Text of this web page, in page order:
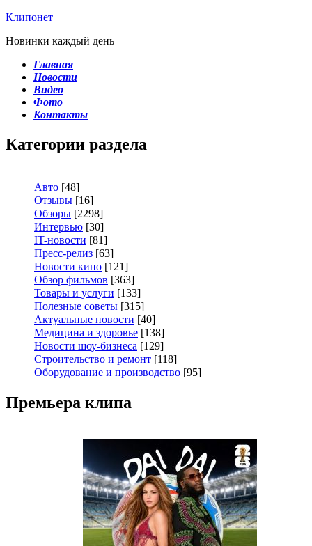
Клипонет
Новинки каждый день
Главная
Новости
Видео
Фото
Контакты
Категории раздела
Авто [48]
Отзывы [16]
Обзоры [2298]
Интервью [30]
IT-новости [81]
Пресс-релиз [63]
Новости кино [121]
Обзор фильмов [363]
Товары и услуги [133]
Полезные советы [315]
Актуальные новости [40]
Медицина и здоровье [138]
Новости шоу-бизнеса [129]
Строительство и ремонт [118]
Оборудование и производство [95]
Премьера клипа